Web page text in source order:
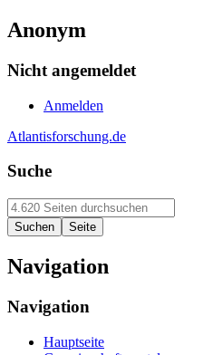
Anonym
Nicht angemeldet
Anmelden
Atlantisforschung.de
Suche
Navigation
Navigation
Hauptseite